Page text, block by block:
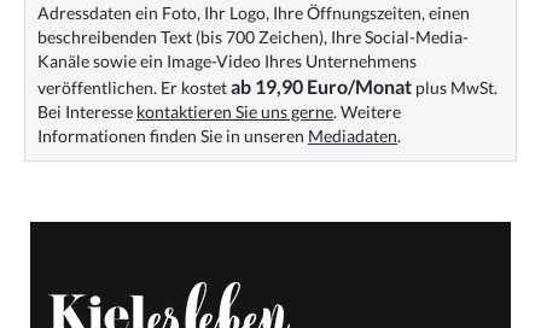
Adressdaten ein Foto, Ihr Logo, Ihre Öffnungszeiten, einen
beschreibenden Text (bis 700 Zeichen), Ihre Social-Media-
Kanäle sowie ein Image-Video Ihres Unternehmens
veröffentlichen. Er kostetab 19,90 Euro/Monat plus MwSt.
Bei Interesse kontaktieren Sie uns gerne. Weitere
Informationen finden Sie in unseren Mediadaten.